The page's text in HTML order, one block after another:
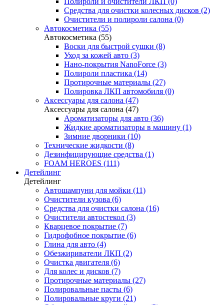
Средства для очистки колесных дисков (2)
Очистители и полироли салона (0)
Автокосметика (55)
Автокосметика (55)
Воски для быстрой сушки (8)
Уход за кожей авто (3)
Нано-покрытия NanoForce (3)
Полироли пластика (14)
Протирочные материалы (27)
Полировка ЛКП автомобиля (0)
Аксессуары для салона (47)
Аксессуары для салона (47)
Ароматизаторы для авто (36)
Жидкие ароматизаторы в машину (1)
Зимние дворники (10)
Технические жидкости (8)
Дезинфицирующие средства (1)
FOAM HEROES (111)
Детейлинг
Детейлинг
Автошампуни для мойки (11)
Очистители кузова (6)
Средства для очистки салона (16)
Очистители автостекол (3)
Кварцевое покрытие (7)
Гидрофобное покрытие (6)
Глина для авто (4)
Обезжириватели ЛКП (2)
Очистка двигателя (6)
Для колес и дисков (7)
Протирочные материалы (27)
Полировальные пасты (6)
Полировальные круги (21)